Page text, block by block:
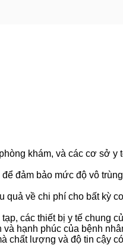
khám, và các cơ sở
đảm bảo mức độ vô
về chi phí cho bất kỳ
các thiết bị y tế chung
hạnh phúc của bệnh
lượng và độ tin cậy